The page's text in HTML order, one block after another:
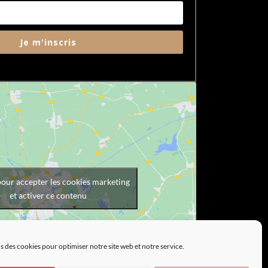
des cookies pour optimiser notre site web et notre service.
Je m'inscris
accepter les cookies marketing
et activer ce contenu